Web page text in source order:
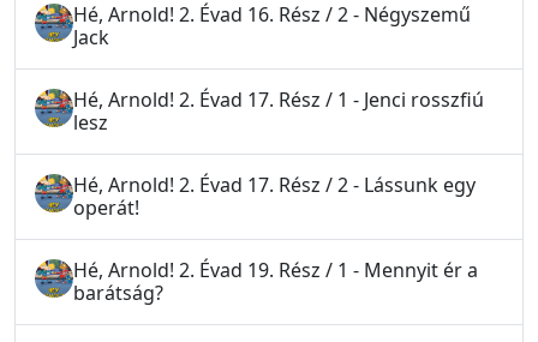
Hé, Arnold! 2. Évad 16. Rész / 2 - Négyszemű
Jack
Hé, Arnold! 2. Évad 17. Rész / 1 - Jenci rosszfiú
lesz
Hé, Arnold! 2. Évad 17. Rész / 2 - Lássunk egy
operát!
Hé, Arnold! 2. Évad 19. Rész / 1 - Mennyit ér a
barátság?